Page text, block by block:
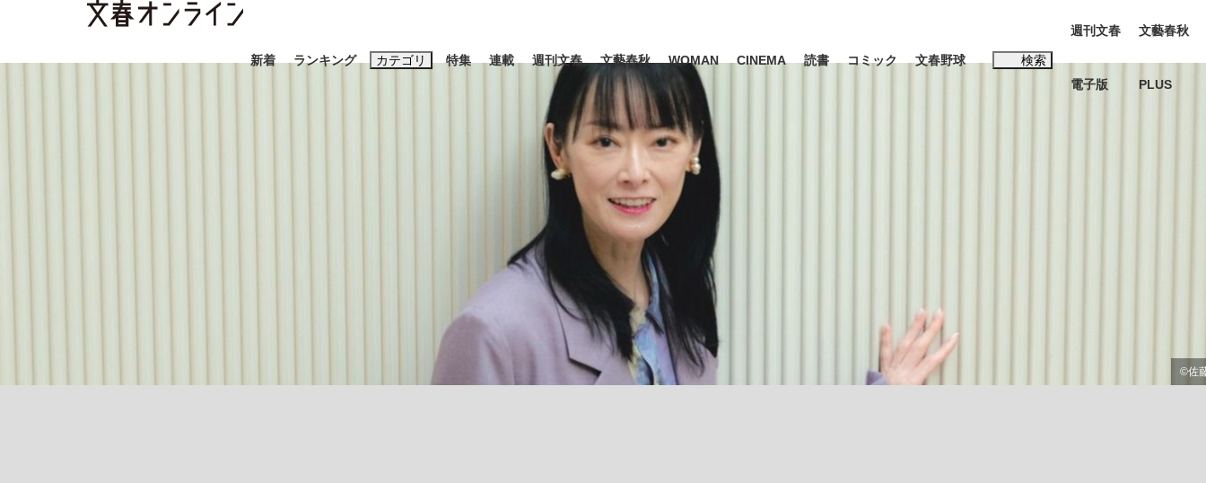
新着 ランキング カテゴリ
ライフ ビジネス
「90%は失敗する。でも…」本田圭佑が初めて明かした日本代表監督に... 「最悪の空気のまま解散」WBC日本代表“敗戦”の真実 選手が明かす...
特集 連載 週刊文春 文藝春秋 WOMAN CINEMA 読書 コミック 文春野球 検索
キーワード入力
#後藤真希 #森岡毅 #城彰二
週刊文春
電子版
文藝春秋
PLUS